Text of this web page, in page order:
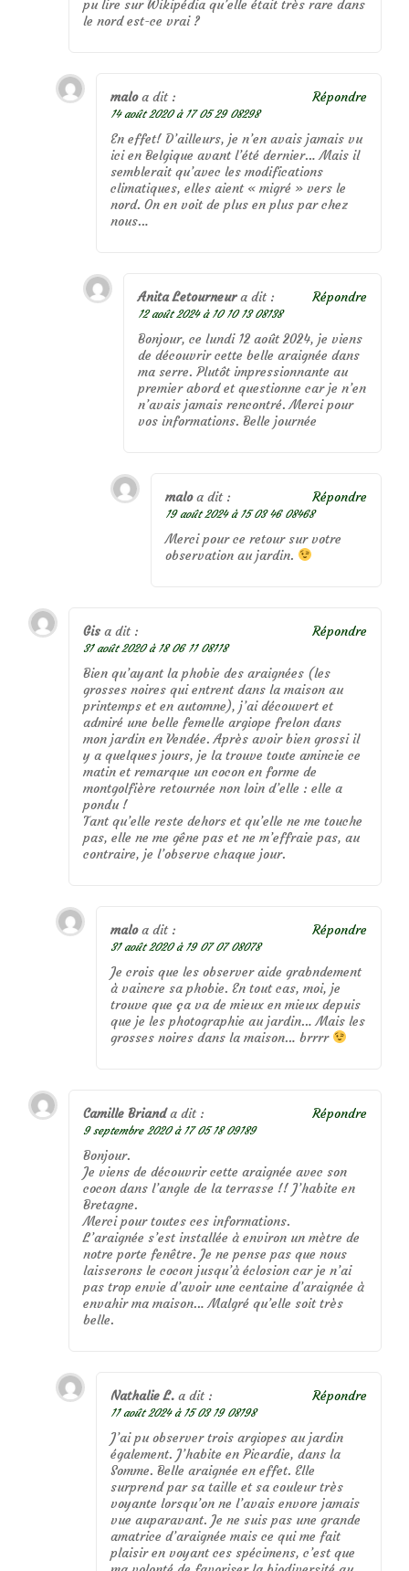
pu lire sur Wikipédia qu’elle était très rare dans
le nord est-ce vrai ?
malo a dit :
14 août 2020 à 17 05 29 08298
En effet! D’ailleurs, je n’en avais jamais vu
ici en Belgique avant l’été dernier… Mais il
semblerait qu’avec les modifications
climatiques, elles aient « migré » vers le
nord. On en voit de plus en plus par chez
nous…
Répondre
Anita Letourneur a dit :
12 août 2024 à 10 10 13 08138
Bonjour, ce lundi 12 août 2024, je viens
de découvrir cette belle araignée dans
ma serre. Plutôt impressionnante au
premier abord et questionne car je n’en
n’avais jamais rencontré. Merci pour
vos informations. Belle journée
Répondre
malo a dit :
19 août 2024 à 15 03 46 08468
Merci pour ce retour sur votre
observation au jardin.
Répondre
Gis a dit :
31 août 2020 à 18 06 11 08118
Bien qu’ayant la phobie des araignées (les
grosses noires qui entrent dans la maison au
printemps et en automne), j’ai découvert et
admiré une belle femelle argiope frelon dans
mon jardin en Vendée. Après avoir bien grossi il
y a quelques jours, je la trouve toute amincie ce
matin et remarque un cocon en forme de
montgolfière retournée non loin d’elle : elle a
pondu !
Tant qu’elle reste dehors et qu’elle ne me touche
pas, elle ne me gêne pas et ne m’effraie pas, au
contraire, je l’observe chaque jour.
Répondre
malo a dit :
31 août 2020 à 19 07 07 08078
Je crois que les observer aide grabndement
à vaincre sa phobie. En tout cas, moi, je
trouve que ça va de mieux en mieux depuis
que je les photographie au jardin… Mais les
grosses noires dans la maison… brrrr
Répondre
Camille Briand a dit :
9 septembre 2020 à 17 05 18 09189
Bonjour.
Je viens de découvrir cette araignée avec son
cocon dans l’angle de la terrasse !! J’habite en
Bretagne.
Merci pour toutes ces informations.
L’araignée s’est installée à environ un mètre de
notre porte fenêtre. Je ne pense pas que nous
laisserons le cocon jusqu’à éclosion car je n’ai
pas trop envie d’avoir une centaine d’araignée à
envahir ma maison… Malgré qu’elle soit très
belle.
Répondre
Nathalie L. a dit :
11 août 2024 à 15 03 19 08198
J’ai pu observer trois argiopes au jardin
également. J’habite en Picardie, dans la
Somme. Belle araignée en effet. Elle
surprend par sa taille et sa couleur très
voyante lorsqu’on ne l’avais envore jamais
vue auparavant. Je ne suis pas une grande
amatrice d’araignée mais ce qui me fait
plaisir en voyant ces spécimens, c’est que
Répondre